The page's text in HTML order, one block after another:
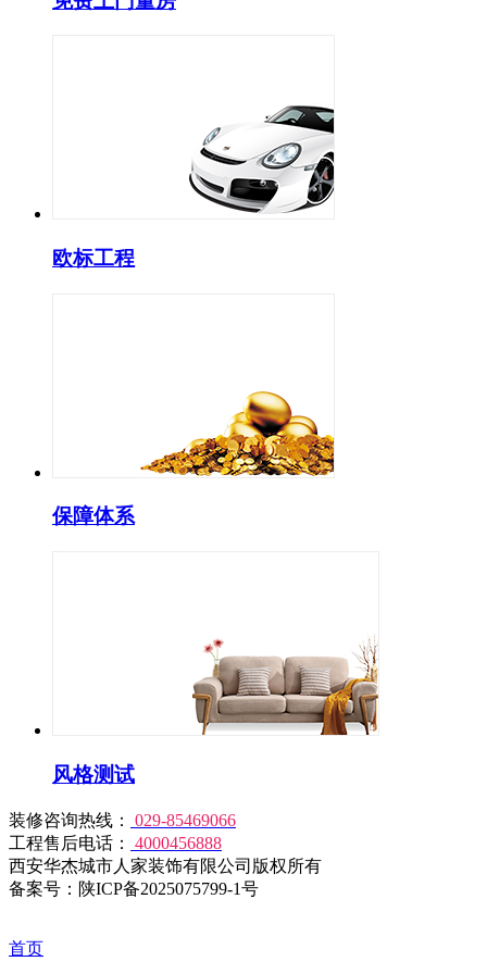
欧标工程
保障体系
风格测试
装修咨询热线：
029-85469066
工程售后电话：
4000456888
西安华杰城市人家装饰有限公司版权所有
备案号：陕ICP备2025075799-1号
首页